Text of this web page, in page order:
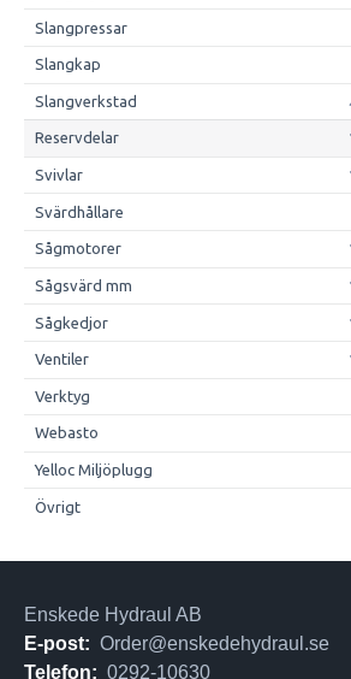
Slangpressar
Slangkap
Slangverkstad
Reservdelar
Svivlar
Svärdhållare
Sågmotorer
Sågsvärd mm
Sågkedjor
Ventiler
Verktyg
Webasto
Yelloc Miljöplugg
Övrigt
Enskede Hydraul AB
E-post: Order@enskedehydraul.se
Telefon: 0292-10630